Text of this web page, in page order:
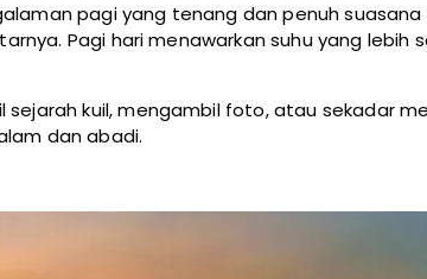
pagi yang tenang dan penuh
Pagi hari menawarkan suhu yang lebih
kuil, mengambil foto, atau sekadar
dan abadi.